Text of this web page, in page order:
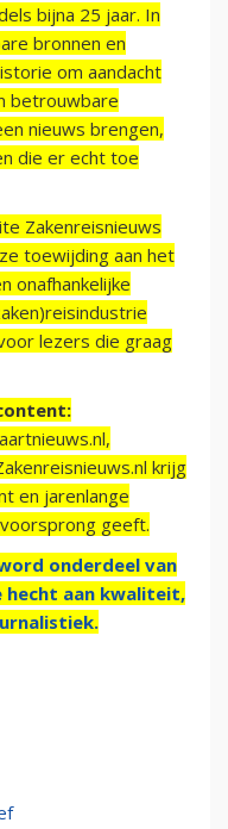
bijna 25 jaar. In
bronnen en
om aandacht
betrouwbare
nieuws brengen,
die er echt toe
Zakenreisnieuws
toewijding aan het
onafhankelijke
lezers die graag
krijg
en jarenlange
geeft.
onderdeel van
hecht aan kwaliteit,